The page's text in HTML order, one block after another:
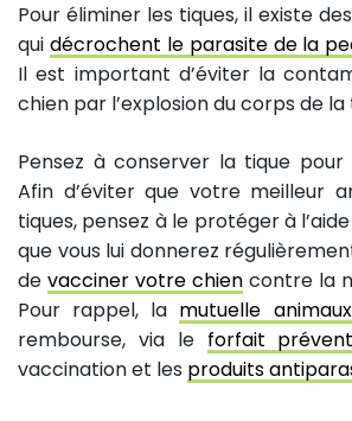
Pour éliminer les tiques, il existe
qui décrochent le parasite de la
Il est important d’éviter la
chien par l’explosion du corps de la
Pensez à conserver la tique pour
Afin d’éviter que votre meilleur
tiques, pensez à le protéger à
que vous lui donnerez
de vacciner votre chien contre la
Pour rappel, la mutuelle animaux
rembourse, via le forfait
vaccination et les produits